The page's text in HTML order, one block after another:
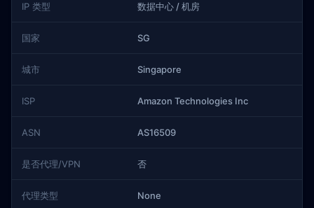
IP 类型 数据中心 / 机房
国家 SG
城市 Singapore
ISP Amazon Technologies Inc
ASN AS16509
是否代理/VPN 否
代理类型 None